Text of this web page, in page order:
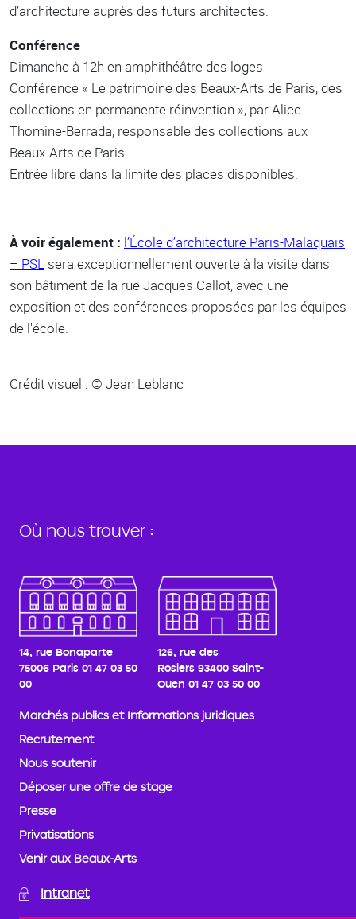
d’architecture auprès des futurs architectes.
Conférence
Dimanche à 12h en amphithéâtre des loges
Conférence « Le patrimoine des Beaux-Arts de Paris, des
collections en permanente réinvention », par Alice
Thomine-Berrada, responsable des collections aux
Beaux-Arts de Paris.
Entrée libre dans la limite des places disponibles.
À voir également : l’École d’architecture Paris-Malaquais
– PSL sera exceptionnellement ouverte à la visite dans
son bâtiment de la rue Jacques Callot, avec une
exposition et des conférences proposées par les équipes
de l'école.
Crédit visuel : © Jean Leblanc
Où nous trouver :
14, rue Bonaparte
75006 Paris 01 47 03 50
00
126, rue des
Rosiers 93400 Saint-
Ouen 01 47 03 50 00
Marchés publics et Informations juridiques
Recrutement
Nous soutenir
Déposer une offre de stage
Presse
Privatisations
Venir aux Beaux-Arts
Intranet